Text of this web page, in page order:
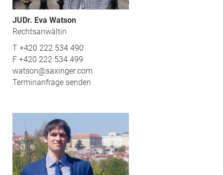
JUDr. Eva Watson
Rechtsanwältin
T +420 222 534 490
F +420 222 534 499
watson@saxinger.com
Terminanfrage senden